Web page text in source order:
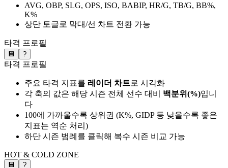
AVG, OBP, SLG, OPS, ISO, BABIP, HR/G, TB/G, BB%,
K%
상단 토글로 막대/선 차트 전환 가능
타격 프로필
💾 ?
타격 프로필
주요 타격 지표를 레이더 차트로 시각화
각 축의 값은 해당 시즌 전체 선수 대비 백분위(%)입니
다
100에 가까울수록 상위권 (K%, GIDP 등 낮을수록 좋은
지표는 역순 처리)
하단 시즌 범례를 클릭해 복수 시즌 비교 가능
HOT & COLD ZONE
💾 ?